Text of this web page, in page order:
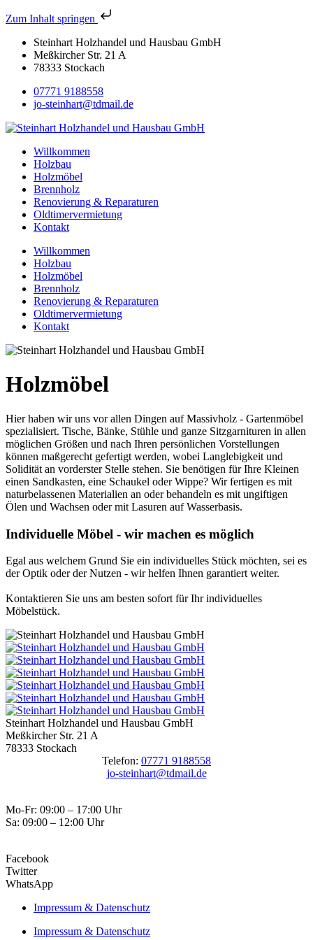
Zum Inhalt springen
Steinhart Holzhandel und Hausbau GmbH
Meßkircher Str. 21 A
78333 Stockach
07771 9188558
jo-steinhart@tdmail.de
Willkommen
Holzbau
Holzmöbel
Brennholz
Renovierung & Reparaturen
Oldtimervermietung
Kontakt
Willkommen
Holzbau
Holzmöbel
Brennholz
Renovierung & Reparaturen
Oldtimervermietung
Kontakt
Holzmöbel
Hier haben wir uns vor allen Dingen auf Massivholz - Gartenmöbel
spezialisiert. Tische, Bänke, Stühle und ganze Sitzgarnituren in allen
möglichen Größen und nach Ihren persönlichen Vorstellungen
können maßgerecht gefertigt werden, wobei Langlebigkeit und
Solidität an vorderster Stelle stehen. Sie benötigen für Ihre Kleinen
einen Sandkasten, eine Schaukel oder Wippe? Wir fertigen es mit
naturbelassenen Materialien an oder behandeln es mit ungiftigen
Ölen und Wachsen oder mit Lasuren auf Wasserbasis.
Individuelle Möbel - wir machen es möglich
Egal aus welchem Grund Sie ein individuelles Stück möchten, sei es
der Optik oder der Nutzen - wir helfen Ihnen garantiert weiter.
Kontaktieren Sie uns am besten sofort für Ihr individuelles
Möbelstück.
Steinhart Holzhandel und Hausbau GmbH
Meßkircher Str. 21 A
78333 Stockach
Telefon: 07771 9188558
jo-steinhart@tdmail.de
Mo-Fr: 09:00 – 17:00 Uhr
Sa: 09:00 – 12:00 Uhr
Facebook
Twitter
WhatsApp
Impressum & Datenschutz
Impressum & Datenschutz